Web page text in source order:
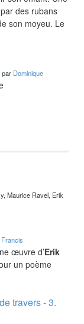
des rubans
son moyeu. Le
par Dominique
Maurice Ravel, Erik
Francis
œuvre d’Erik
un poème
travers - 3.